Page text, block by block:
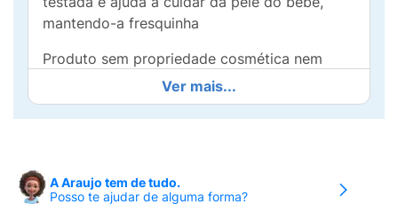
mantendo-a fresquinha
Produto sem propriedade cosmética nem
Ver mais...
A Araujo tem de tudo.
Posso te ajudar de alguma forma?